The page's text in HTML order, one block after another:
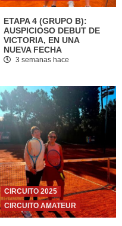
ETAPA 4 (GRUPO B):
AUSPICIOSO DEBUT DE
VICTORIA, EN UNA
NUEVA FECHA
3 semanas hace
CIRCUITO 2025
CIRCUITO AMATEUR